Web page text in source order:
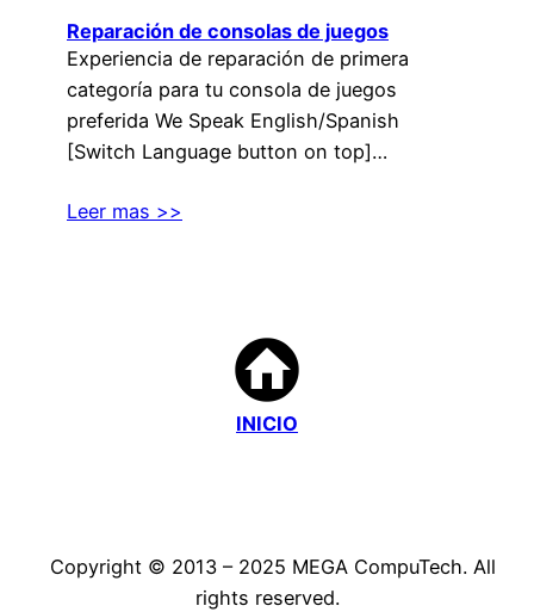
Reparación de consolas de juegos
Experiencia de reparación de primera
categoría para tu consola de juegos
preferida We Speak English/Spanish
[Switch Language button on top]…
Leer mas >>
INICIO
Copyright © 2013 – 2025 MEGA CompuTech. All
rights reserved.